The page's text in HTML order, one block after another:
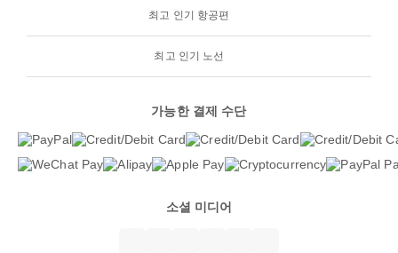
최고 인기 항공편
최고 인기 노선
가능한 결제 수단
소셜 미디어